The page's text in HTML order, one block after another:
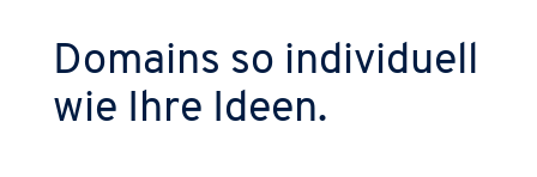
Domains so individuell
wie Ihre Ideen.